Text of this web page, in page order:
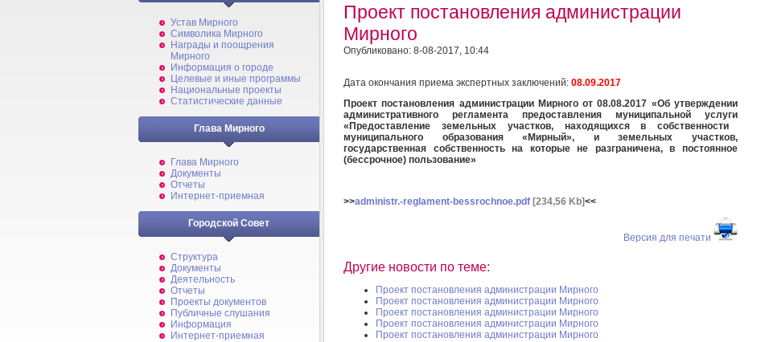
Устав Мирного
Символика Мирного
Награды и поощрения
Мирного
Информация о городе
Целевые и иные программы
Национальные проекты
Статистические данные
Глава Мирного
Глава Мирного
Документы
Отчеты
Интернет-приемная
Городской Совет
Структура
Документы
Деятельность
Отчеты
Проекты документов
Публичные слушания
Информация
Интернет-приемная
Проект постановления администрации
Мирного
Опубликовано: 8-08-2017, 10:44
Дата окончания приема экспертных заключений: 08.09.2017
Проект постановления администрации Мирного от 08.08.2017 «Об утверждении
административного регламента предоставления муниципальной услуги
«Предоставление земельных участков, находящихся в собственности
муниципального образования «Мирный», и земельных участков,
государственная собственность на которые не разграничена,в постоянное
(бессрочное) пользование»
>>administr.-reglament-bessrochnoe.pdf [234,56 Kb]<<
Версия для печати
Другие новости по теме:
Проект постановления администрации Мирного
Проект постановления администрации Мирного
Проект постановления администрации Мирного
Проект постановления администрации Мирного
Проект постановления администрации Мирного